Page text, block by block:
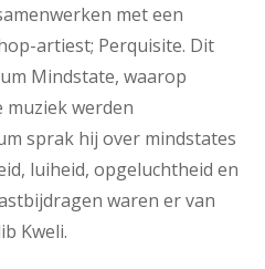
met een
artiest; Perquisite. Dit
Mindstate, waarop
muziek werden
sprak hij over mindstates
luiheid, opgeluchtheid en
waren er van
Kweli.